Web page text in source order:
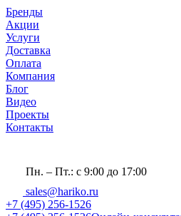
Бренды
Акции
Услуги
Доставка
Оплата
Компания
Блог
Видео
Проекты
Контакты
Пн. – Пт.: с 9:00 до 17:00
sales@hariko.ru
+7 (495) 256-1526